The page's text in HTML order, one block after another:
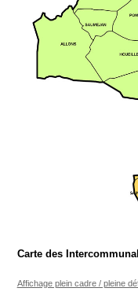
Carte des
Affichage plein cadre / pleine